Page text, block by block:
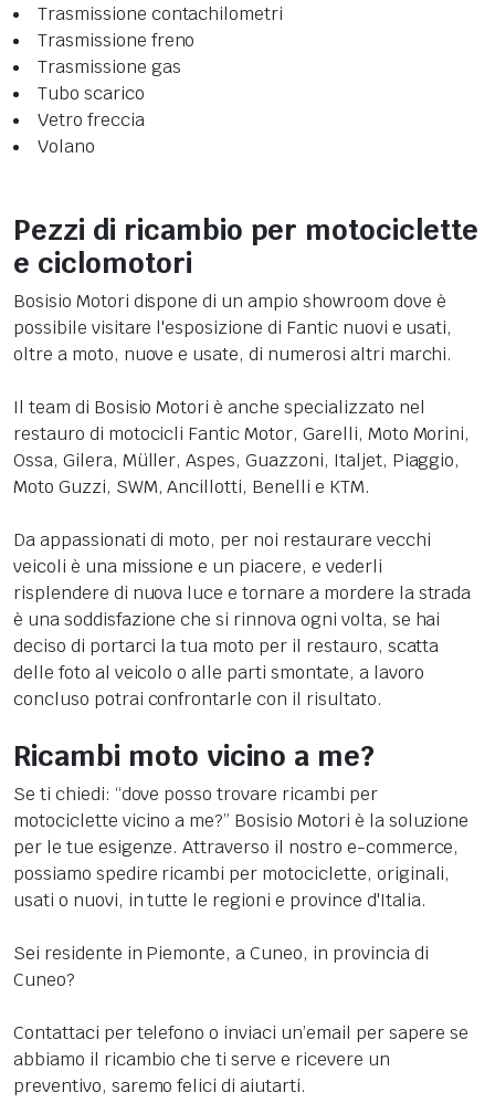
Trasmissione contachilometri
Trasmissione freno
Trasmissione gas
Tubo scarico
Vetro freccia
Volano
Pezzi di ricambio per motociclette
e ciclomotori
Bosisio Motori dispone di un ampio showroom dove è
possibile visitare l'esposizione di Fantic nuovi e usati,
oltre a moto, nuove e usate, di numerosi altri marchi.
Il team di Bosisio Motori è anche specializzato nel
restauro di motocicli Fantic Motor, Garelli, Moto Morini,
Ossa, Gilera, Müller, Aspes, Guazzoni, Italjet, Piaggio,
Moto Guzzi, SWM, Ancillotti, Benelli e KTM.
Da appassionati di moto, per noi restaurare vecchi
veicoli è una missione e un piacere, e vederli
risplendere di nuova luce e tornare a mordere la strada
è una soddisfazione che si rinnova ogni volta, se hai
deciso di portarci la tua moto per il restauro, scatta
delle foto al veicolo o alle parti smontate, a lavoro
concluso potrai confrontarle con il risultato.
Ricambi moto vicino a me?
Se ti chiedi: “dove posso trovare ricambi per
motociclette vicino a me?” Bosisio Motori è la soluzione
per le tue esigenze. Attraverso il nostro e-commerce,
possiamo spedire ricambi per motociclette, originali,
usati o nuovi, in tutte le regioni e province d'Italia.
Sei residente in Piemonte, a Cuneo, in provincia di
Cuneo?
Contattaci per telefono o inviaci un’email per sapere se
abbiamo il ricambio che ti serve e ricevere un
preventivo, saremo felici di aiutarti.